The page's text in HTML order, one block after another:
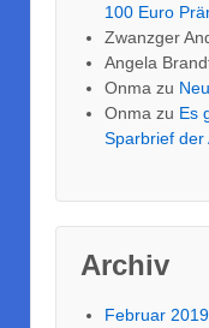
100 Euro
Zwanzger
Angela
Onma zu
Onma zu Es
Sparbrief der
Archiv
Februar 2019